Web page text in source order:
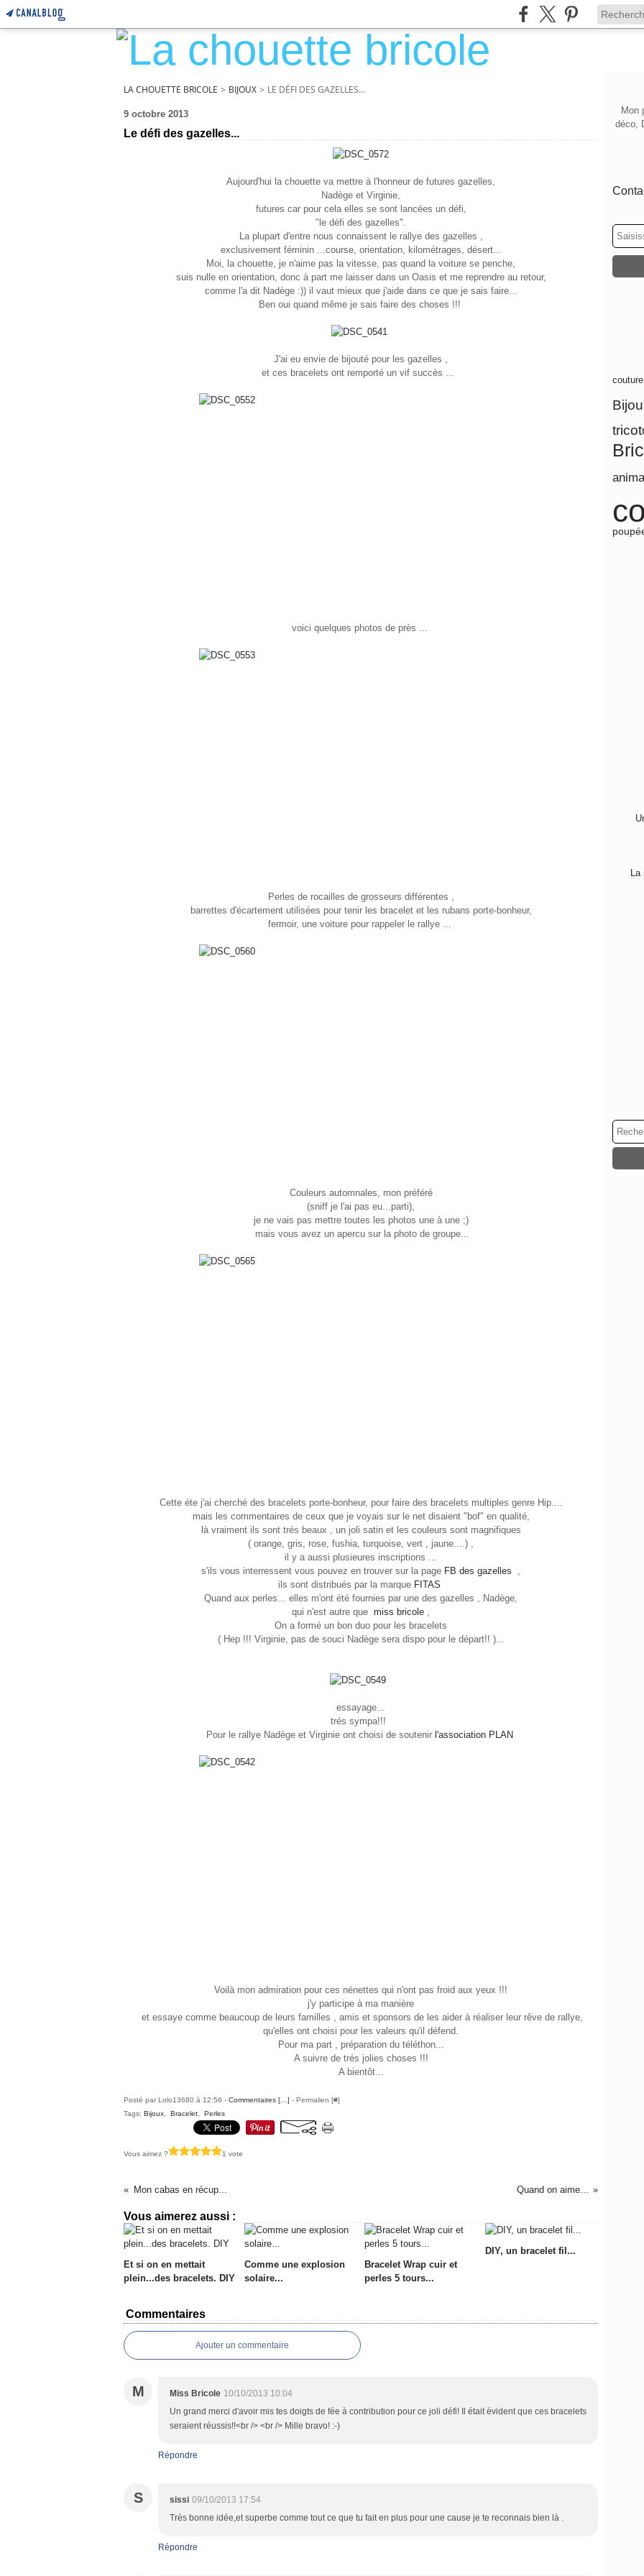
LA CHOUETTE BRICOLE > BIJOUX > LE DÉFI DES GAZELLES...
9 octobre 2013
Le défi des gazelles...
Aujourd'hui la chouette va mettre à l'honneur de futures gazelles,
Nadège et Virginie,
futures car pour cela elles se sont lancées un défi,
"le défi des gazelles".
La plupart d'entre nous connaissent le rallye des gazelles ,
exclusivement féminin ...course, orientation, kilométrages, désert...
Moi, la chouette, je n'aime pas la vitesse, pas quand la voiture se penche,
suis nulle en orientation, donc à part me laisser dans un Oasis et me reprendre au retour,
comme l'a dit Nadège :)) il vaut mieux que j'aide dans ce que je sais faire...
Ben oui quand même je sais faire des choses !!!
J'ai eu envie de bijouté pour les gazelles ,
et ces bracelets ont remporté un vif succès ...
voici quelques photos de près ...
Perles de rocailles de grosseurs différentes ,
barrettes d'écartement utilisées pour tenir les bracelet et les rubans porte-bonheur,
fermoir, une voiture pour rappeler le rallye ...
Couleurs automnales, mon préféré
(sniff je l'ai pas eu...parti),
je ne vais pas mettre toutes les photos une à une ;)
mais vous avez un apercu sur la photo de groupe...
Cette éte j'ai cherché des bracelets porte-bonheur, pour faire des bracelets multiples genre Hip....
mais les commentaires de ceux que je voyais sur le net disaient "bof" en qualité,
là vraiment ils sont trés beaux , un joli satin et les couleurs sont magnifiques
( orange, gris, rose, fushia, turquoise, vert , jaune....) ,
il y a aussi plusieures inscriptions ...
s'ils vous interressent vous pouvez en trouver sur la page FB des gazelles
,
ils sont distribués par la marque FITAS
Quand aux perles... elles m'ont été fournies par une des gazelles , Nadège,
qui n'est autre que miss bricole ,
On a formé un bon duo pour les bracelets
( Hep !!! Virginie, pas de souci Nadège sera dispo pour le départ!! )...
essayage...
trés sympa!!!
Pour le rallye Nadège et Virginie ont choisi de soutenir l'association PLAN
Voilà mon admiration pour ces nénettes qui n'ont pas froid aux yeux !!!
j'y participe à ma manière
et essaye comme beaucoup de leurs familles , amis et sponsors de les aider à réaliser leur rêve de rallye,
qu'elles ont choisi pour les valeurs qu'il défend.
Pour ma part , préparation du téléthon...
A suivre de trés jolies choses !!!
A bientôt...
Posté par Lolo13680 à 12:56 - Commentaires [ ] - Permalien [#]
Tags: Bijoux Bracelet Perles
Vous aimez ? 1 vote
Mon cabas en récup... Quand on aime...
Vous aimerez aussi :
Et si on en mettait
plein...des bracelets. DIY
Comme une explosion
solaire...
Bracelet Wrap cuir et
perles 5 tours...
DIY, un bracelet fil...
Commentaires
Ajouter un commentaire
M Miss Bricole 10/10/2013 10:04
Un grand merci d'avoir mis tes doigts de fée à contribution pour ce joli défi! Il était évident que ces bracelets
seraient réussis!!<br /> <br /> Mille bravo! :-)
Répondre
S sissi 09/10/2013 17:54
Très bonne idée,et superbe comme tout ce que tu fait en plus pour une cause je te reconnais bien là .
Répondre
Mon
déco,
tricot
La